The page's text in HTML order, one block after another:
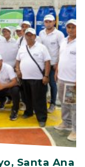
Santa Ana